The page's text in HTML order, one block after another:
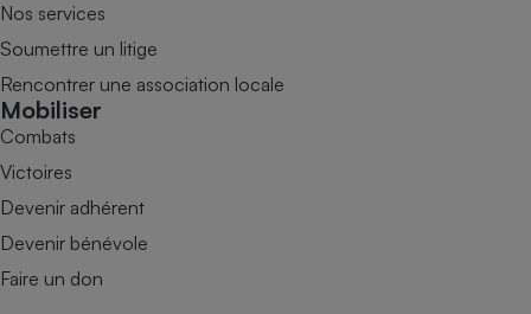
Nos services
Soumettre un litige
Rencontrer une association locale
Mobiliser
Combats
Victoires
Devenir adhérent
Devenir bénévole
Faire un don